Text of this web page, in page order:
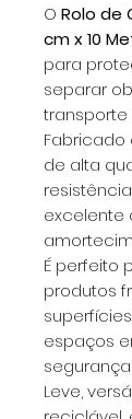
O Rolo de
cm x 10
para
separar
transporte
de alta
excelente
É perfeito
produtos
espaços
Leve,